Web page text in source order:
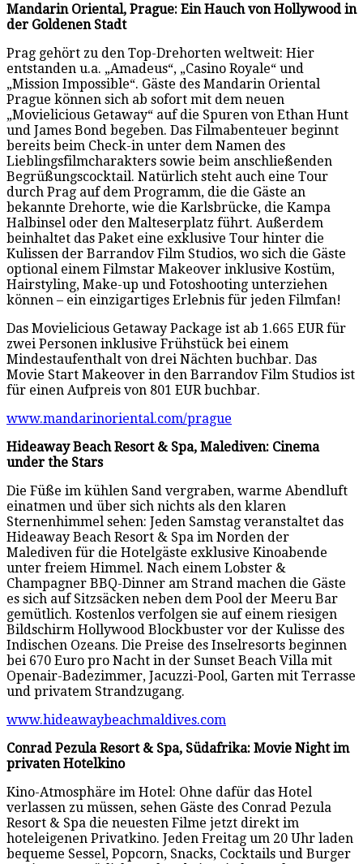
Mandarin Oriental, Prague: Ein Hauch von Hollywood in
der Goldenen Stadt
Prag gehört zu den Top-Drehorten weltweit: Hier
entstanden u.a. „Amadeus“, „Casino Royale“ und
„Mission Impossible“. Gäste des Mandarin Oriental
Prague können sich ab sofort mit dem neuen
„Movielicious Getaway“ auf die Spuren von Ethan Hunt
und James Bond begeben. Das Filmabenteuer beginnt
bereits beim Check-in unter dem Namen des
Lieblingsfilmcharakters sowie beim anschließenden
Begrüßungscocktail. Natürlich steht auch eine Tour
durch Prag auf dem Programm, die die Gäste an
bekannte Drehorte, wie die Karlsbrücke, die Kampa
Halbinsel oder den Malteserplatz führt. Außerdem
beinhaltet das Paket eine exklusive Tour hinter die
Kulissen der Barrandov Film Studios, wo sich die Gäste
optional einem Filmstar Makeover inklusive Kostüm,
Hairstyling, Make-up und Fotoshooting unterziehen
können – ein einzigartiges Erlebnis für jeden Filmfan!
Das Movielicious Getaway Package ist ab 1.665 EUR für
zwei Personen inklusive Frühstück bei einem
Mindestaufenthalt von drei Nächten buchbar. Das
Movie Start Makeover in den Barrandov Film Studios ist
für einen Aufpreis von 801 EUR buchbar.
www.mandarinoriental.com/prague
Hideaway Beach Resort & Spa, Malediven: Cinema
under the Stars
Die Füße im kühlen Sand vergraben, warme Abendluft
einatmen und über sich nichts als den klaren
Sternenhimmel sehen: Jeden Samstag veranstaltet das
Hideaway Beach Resort & Spa im Norden der
Malediven für die Hotelgäste exklusive Kinoabende
unter freiem Himmel. Nach einem Lobster &
Champagner BBQ-Dinner am Strand machen die Gäste
es sich auf Sitzsäcken neben dem Pool der Meeru Bar
gemütlich. Kostenlos verfolgen sie auf einem riesigen
Bildschirm Hollywood Blockbuster vor der Kulisse des
Indischen Ozeans. Die Preise des Inselresorts beginnen
bei 670 Euro pro Nacht in der Sunset Beach Villa mit
Openair-Badezimmer, Jacuzzi-Pool, Garten mit Terrasse
und privatem Strandzugang.
www.hideawaybeachmaldives.com
Conrad Pezula Resort & Spa, Südafrika: Movie Night im
privaten Hotelkino
Kino-Atmosphäre im Hotel: Ohne dafür das Hotel
verlassen zu müssen, sehen Gäste des Conrad Pezula
Resort & Spa die neuesten Filme jetzt direkt im
hoteleigenen Privatkino. Jeden Freitag um 20 Uhr laden
bequeme Sessel, Popcorn, Snacks, Cocktails und Burger